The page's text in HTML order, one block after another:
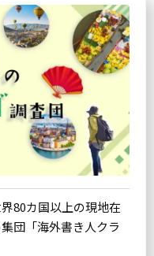
80カ国以上の現地在
団「海外書き人クラ